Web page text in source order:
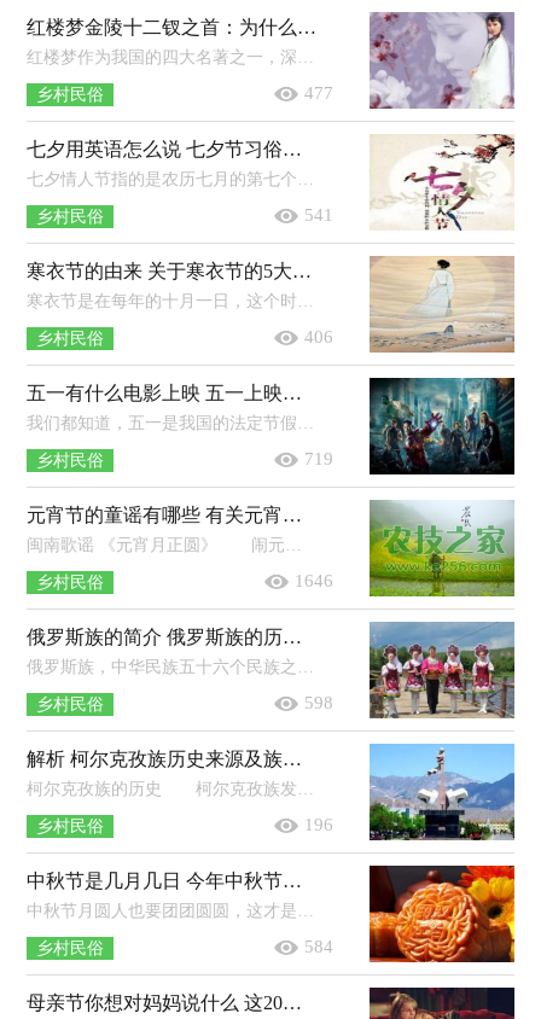
红楼梦金陵十二钗之首：为什么会成为十二衩之首
红楼梦作为我国的四大名著之一，深得人心，不过很多人其实是读不懂红楼的，书中的每一个人刻画的简直太形象，不得不佩服作者，而红楼中金陵...
乡村民俗 477
七夕用英语怎么说 七夕节习俗用英语怎么说
七夕情人节指的是农历七月的第七个夜晚，这个节日是汉代传统的民间节日。七夕的晚上不仅仅是传说中的&ldquo;牛郎&rdquo;和&ldquo;...
乡村民俗 541
寒衣节的由来 关于寒衣节的5大传说
寒衣节是在每年的十月一日，这个时候天气是属于比较的寒冷的，很多人会联想到自己的亲人也会寒冷，所以在这一天烧去衣物，来表示对于亲人...
乡村民俗 406
五一有什么电影上映 五一上映的电影有哪些
我们都知道，五一是我国的法定节假日之一，是很受欢迎的一个节日，很多事业单位都会放假休息。那么今年五一有什么电影呢？今年五一有什么...
乡村民俗 719
元宵节的童谣有哪些 有关元宵节的童谣推荐
闽南歌谣 《元宵月正圆》 闹元宵，月正圆，闽台同胞心相依，扶老携幼返故里，了却两岸长相思。热泪盈眶啥滋味？久别重逢分外喜！闹元宵，煮...
乡村民俗 1646
俄罗斯族的简介 俄罗斯族的历史起源，节日习俗
俄罗斯族，中华民族五十六个民族之一，语言属印欧语系斯拉夫语族东斯拉夫语支。中国境内俄罗斯族使用俄文，一般兼通俄、汉、维吾尔、哈...
乡村民俗 598
解析 柯尔克孜族历史来源及族名起源
柯尔克孜族的历史 柯尔克孜族发源于叶尼塞河流域，是一个拥有两千多年历史的古老民族。仅在我国汉文史籍记载中就曾多次出现，因为...
乡村民俗 196
中秋节是几月几日 今年中秋节是哪天
中秋节月圆人也要团团圆圆，这才是人们对于中秋节最美好的期待和祝福，因此中秋节也有&ldquo;团圆节&rdquo;的美称。在我国古代的历法...
乡村民俗 584
母亲节你想对妈妈说什么 这20句话献给最特别的她